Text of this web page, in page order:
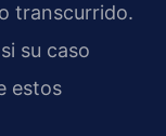
transcurrido.
su caso
estos